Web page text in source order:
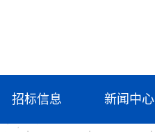
招标信息 新闻中心